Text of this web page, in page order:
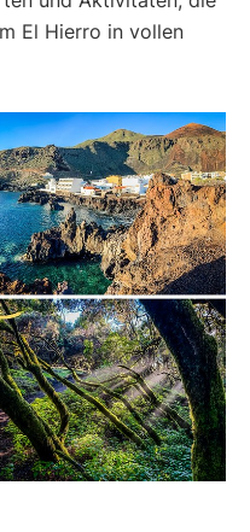
El Hierro in vollen